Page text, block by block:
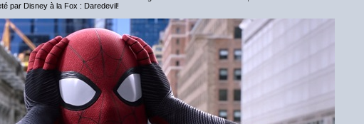
par Disney à la Fox : Daredevil!